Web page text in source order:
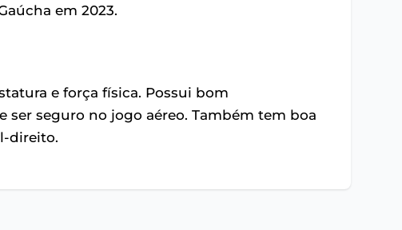
em 2023.
e força física. Possui bom
ser seguro no jogo aéreo. Também tem boa
direito.